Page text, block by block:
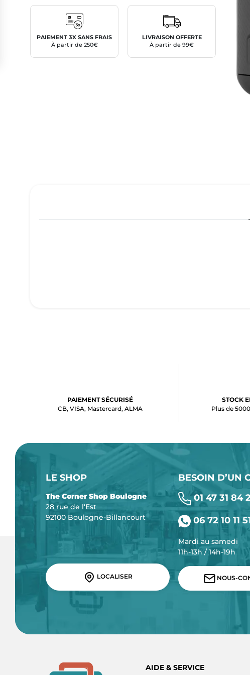
PAIEMENT 3X SANS FRAIS
À partir de 250€
LIVRAISON OFFERTE
À partir de 99€
PAIEMENT SÉCURISÉ
CB, VISA, Mastercard, ALMA
STOCK
Plus de
LE SHOP
The Corner Shop Boulogne
28 rue de l'Est
92100 Boulogne-Billancourt
LOCALISER
BESOIN D’UN
01 47 31 84
06 72 10 11
Mardi au samedi
11h-13h / 14h-19h
NOUS-
AIDE & SERVICE